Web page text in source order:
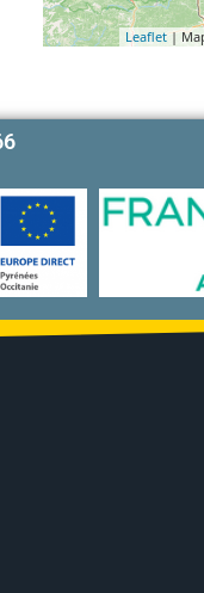
Leaflet|